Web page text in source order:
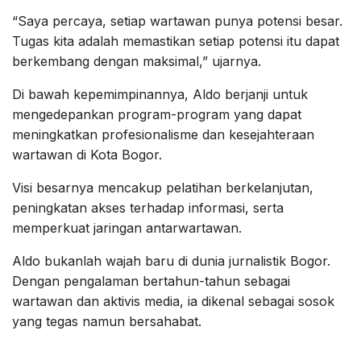
“Saya percaya, setiap wartawan punya potensi besar.
Tugas kita adalah memastikan setiap potensi itu dapat
berkembang dengan maksimal,” ujarnya.
Di bawah kepemimpinannya, Aldo berjanji untuk
mengedepankan program-program yang dapat
meningkatkan profesionalisme dan kesejahteraan
wartawan di Kota Bogor.
Visi besarnya mencakup pelatihan berkelanjutan,
peningkatan akses terhadap informasi, serta
memperkuat jaringan antarwartawan.
Aldo bukanlah wajah baru di dunia jurnalistik Bogor.
Dengan pengalaman bertahun-tahun sebagai
wartawan dan aktivis media, ia dikenal sebagai sosok
yang tegas namun bersahabat.